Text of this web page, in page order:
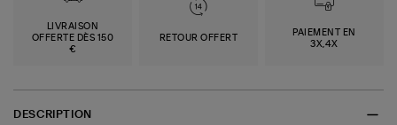
LIVRAISON
OFFERTE DÈS 150
€
RETOUR OFFERT
PAIEMENT EN
3X,4X
DESCRIPTION